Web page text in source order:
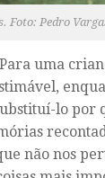
Foto: Pedro
uma
,
lo por
não nos